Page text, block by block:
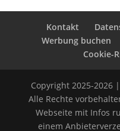
Kontakt
Werbung buchen
Cookie-
Copyright 2025-2026
Alle Rechte
Webseite mit Infos
einem